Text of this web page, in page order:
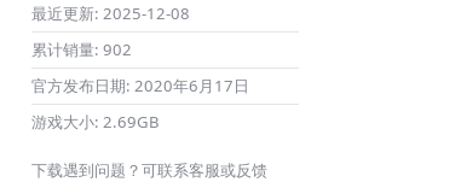
最近更新: 2025-12-08
累计销量: 902
官方发布日期: 2020年6月17日
游戏大小: 2.69GB
下载遇到问题？可联系客服或反馈